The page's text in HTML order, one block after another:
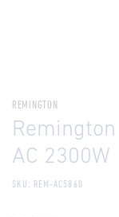
REMINGTON
AC 2300W
SKU: REM-AC5860